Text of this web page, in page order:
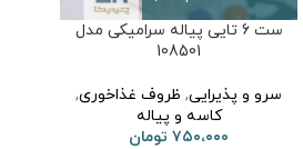
ست 6 تایی پیاله سرامیکی مدل
108501
سرو و پذیرایی, ظروف غذاخوری,
کاسه و پیاله
۷۵۰،۰۰۰ تومان